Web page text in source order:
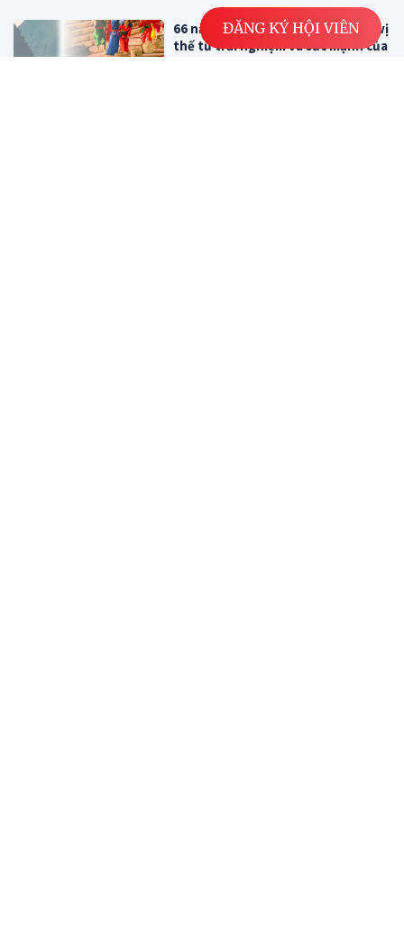
66 năm Du lịch Việt Nam: Kiến tạo vị
thế từ trải nghiệm và sức mạnh của
thời đại số
ĐĂNG KÝ HỘI VIÊN